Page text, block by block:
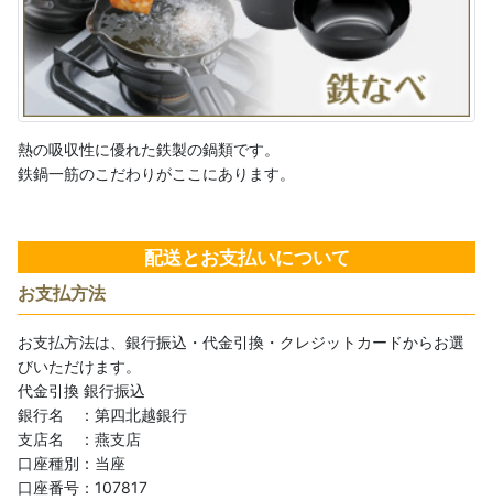
熱の吸収性に優れた鉄製の鍋類です。
鉄鍋一筋のこだわりがここにあります。
配送とお支払いについて
お支払方法
お支払方法は、銀行振込・代金引換・クレジットカードからお選
びいただけます。
代金引換 銀行振込
銀行名 ：第四北越銀行
支店名 ：燕支店
口座種別：当座
口座番号：107817